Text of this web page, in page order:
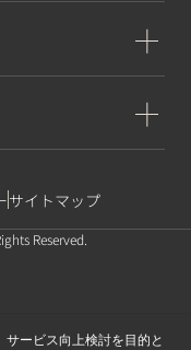
サイトマップ
Reserved.
ービス向上検討を目的と